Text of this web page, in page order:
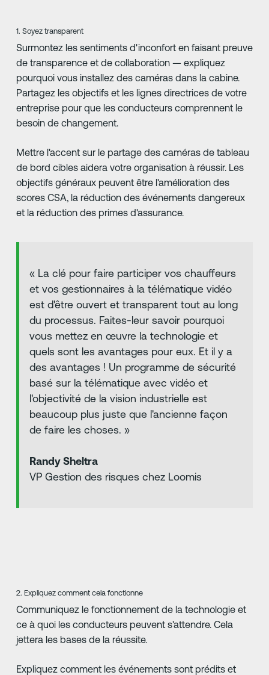
1. Soyez transparent
Surmontez les sentiments d'inconfort en faisant preuve
de transparence et de collaboration — expliquez
pourquoi vous installez des caméras dans la cabine.
Partagez les objectifs et les lignes directrices de votre
entreprise pour que les conducteurs comprennent le
besoin de changement.
Mettre l'accent sur le partage des caméras de tableau
de bord cibles aidera votre organisation à réussir. Les
objectifs généraux peuvent être l'amélioration des
scores CSA, la réduction des événements dangereux
et la réduction des primes d'assurance.
« La clé pour faire participer vos chauffeurs
et vos gestionnaires à la télématique vidéo
est d'être ouvert et transparent tout au long
du processus. Faites-leur savoir pourquoi
vous mettez en œuvre la technologie et
quels sont les avantages pour eux. Et il y a
des avantages ! Un programme de sécurité
basé sur la télématique avec vidéo et
l'objectivité de la vision industrielle est
beaucoup plus juste que l'ancienne façon
de faire les choses. »
Randy Sheltra
VP Gestion des risques chez Loomis
2. Expliquez comment cela fonctionne
Communiquez le fonctionnement de la technologie et
ce à quoi les conducteurs peuvent s'attendre. Cela
jettera les bases de la réussite.
Expliquez comment les événements sont prédits et